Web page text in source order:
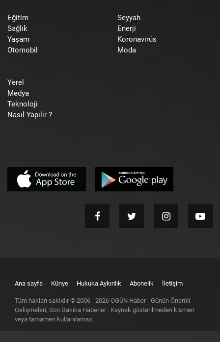
Eğitim
Sağlık
Yaşam
Otomobil
Seyyah
Enerji
Koronavirüs
Moda
Yerel
Medya
Teknoloji
Nasıl Yapılır ?
Ana sayfa Künye Hukuka Aykırılık Abonelik İletişim
Tüm hakları saklıdır © 2006 - 2026 OGÜN Haber - Günün Önemli
Gelişmeleri, Son Dakika Haberler . Kaynak gösterilmeden kısmen
veya tamamen kullanılamaz.